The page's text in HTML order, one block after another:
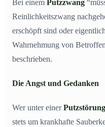
Bei einem Putzzwang
Reinlichkeitszwang
erschöpft sind oder
Wahrnehmung von
beschrieben.
Die Angst und Gedanken
Wer unter einerPutzstörung
stets um krankhafte